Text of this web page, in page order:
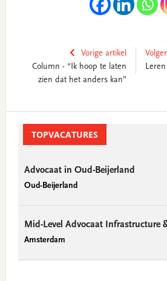
Vorige artikel
Column - “Ik hoop te laten
zien dat het anders kan”
SidebarTOPVACATURES
Advocaat in Oud-Beijerland
Oud-Beijerland
Mid-Level Advocaat Infrastructure
Amsterdam